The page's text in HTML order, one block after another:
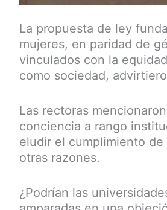
La propuesta de ley
mujeres, en paridad de
vinculados con la
como sociedad,
Las rectoras
conciencia a rango
eludir el cumplimiento
otras razones.
¿Podrían las